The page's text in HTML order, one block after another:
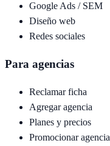
Google Ads / SEM
Diseño web
Redes sociales
Para agencias
Reclamar ficha
Agregar agencia
Planes y precios
Promocionar agencia